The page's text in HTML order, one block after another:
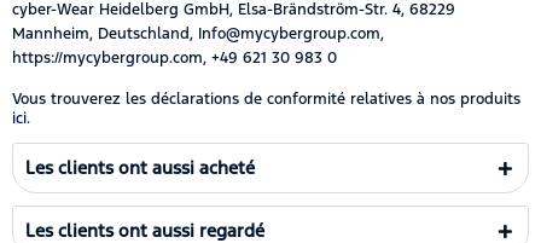
cyber-Wear Heidelberg GmbH, Elsa-Brändström-Str. 4, 68229
Mannheim, Deutschland, Info@mycybergroup.com,
https://mycybergroup.com, +49 621 30 983 0
Vous trouverez les déclarations de conformité relatives à nos produits
ici.
Les clients ont aussi acheté
Les clients ont aussi regardé